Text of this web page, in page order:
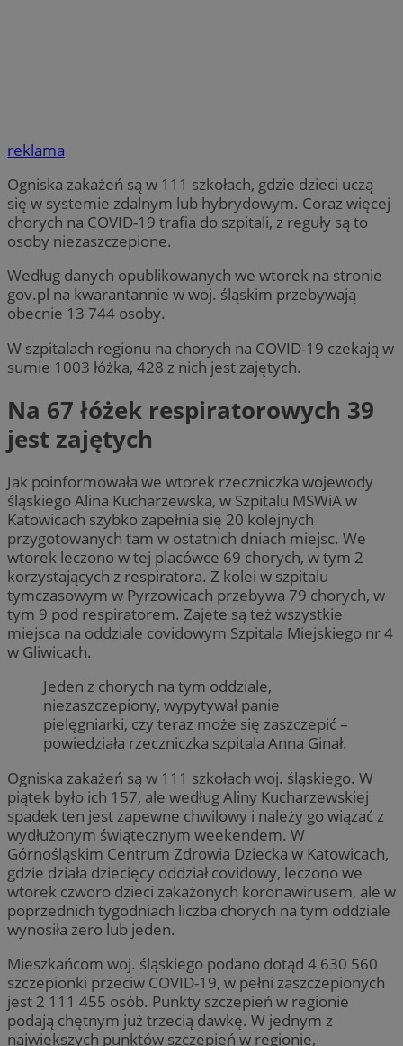
reklama
Ogniska zakażeń są w 111 szkołach, gdzie dzieci uczą
się w systemie zdalnym lub hybrydowym. Coraz więcej
chorych na COVID-19 trafia do szpitali, z reguły są to
osoby niezaszczepione.
Według danych opublikowanych we wtorek na stronie
gov.pl na kwarantannie w woj. śląskim przebywają
obecnie 13 744 osoby.
W szpitalach regionu na chorych na COVID-19 czekają w
sumie 1003 łóżka, 428 z nich jest zajętych.
Na 67 łóżek respiratorowych 39
jest zajętych
Jak poinformowała we wtorek rzeczniczka wojewody
śląskiego Alina Kucharzewska, w Szpitalu MSWiA w
Katowicach szybko zapełnia się 20 kolejnych
przygotowanych tam w ostatnich dniach miejsc. We
wtorek leczono w tej placówce 69 chorych, w tym 2
korzystających z respiratora. Z kolei w szpitalu
tymczasowym w Pyrzowicach przebywa 79 chorych, w
tym 9 pod respiratorem. Zajęte są też wszystkie
miejsca na oddziale covidowym Szpitala Miejskiego nr 4
w Gliwicach.
Jeden z chorych na tym oddziale,
niezaszczepiony, wypytywał panie
pielęgniarki, czy teraz może się zaszczepić –
powiedziała rzeczniczka szpitala Anna Ginał.
Ogniska zakażeń są w 111 szkołach woj. śląskiego. W
piątek było ich 157, ale według Aliny Kucharzewskiej
spadek ten jest zapewne chwilowy i należy go wiązać z
wydłużonym świątecznym weekendem. W
Górnośląskim Centrum Zdrowia Dziecka w Katowicach,
gdzie działa dziecięcy oddział covidowy, leczono we
wtorek czworo dzieci zakażonych koronawirusem, ale w
poprzednich tygodniach liczba chorych na tym oddziale
wynosiła zero lub jeden.
Mieszkańcom woj. śląskiego podano dotąd 4 630 560
szczepionki przeciw COVID-19, w pełni zaszczepionych
jest 2 111 455 osób. Punkty szczepień w regionie
podają chętnym już trzecią dawkę. W jednym z
największych punktów szczepień w regionie,